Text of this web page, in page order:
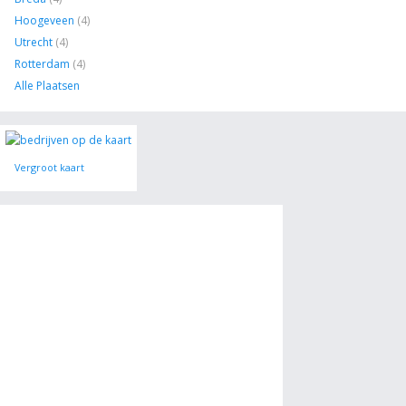
Hoogeveen (4)
Utrecht (4)
Rotterdam (4)
Alle Plaatsen
Vergroot kaart